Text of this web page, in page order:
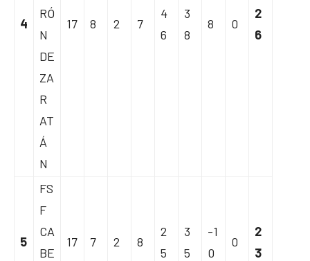
4
RÓ
N
DE
ZA
R
AT
Á
N
17 8 2 7
4
6
3
8
8 0
2
6
5
FS
F
CA
BE
17 7 2 8
2
5
3
5
-1
0
0
2
3